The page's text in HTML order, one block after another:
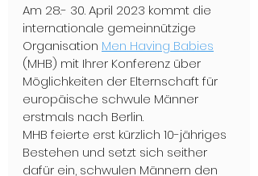
Am 28.- 30. April 2023 kommt die
internationale gemeinnützige
Organisation Men Having Babies
(MHB) mit Ihrer Konferenz über
Möglichkeiten der Elternschaft für
europäische schwule Männer
erstmals nach Berlin.
MHB feierte erst kürzlich 10-jähriges
Bestehen und setzt sich seither
dafür ein, schwulen Männern den